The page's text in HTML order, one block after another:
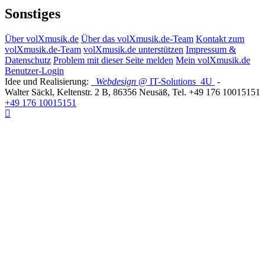
Sonstiges
Über volXmusik.de Über das volXmusik.de-Team Kontakt zum
volXmusik.de-Team volXmusik.de unterstützen Impressum &
Datenschutz Problem mit dieser Seite melden Mein volXmusik.de
Benutzer-Login
Idee und Realisierung:
Webdesign @ IT-Solutions 4U -
Walter Säckl, Keltenstr. 2 B, 86356 Neusäß, Tel. +49 176 10015151
+49 176 10015151